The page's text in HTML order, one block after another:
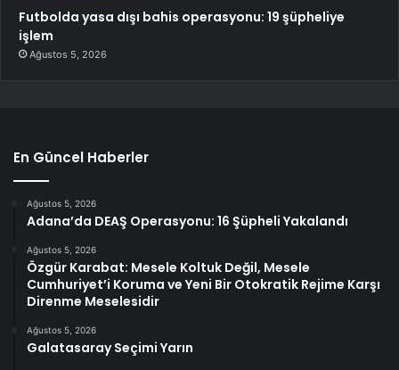
Futbolda yasa dışı bahis operasyonu: 19 şüpheliye
işlem
Ağustos 5, 2026
En Güncel Haberler
Ağustos 5, 2026
Adana’da DEAŞ Operasyonu: 16 Şüpheli Yakalandı
Ağustos 5, 2026
Özgür Karabat: Mesele Koltuk Değil, Mesele
Cumhuriyet’i Koruma ve Yeni Bir Otokratik Rejime Karşı
Direnme Meselesidir
Ağustos 5, 2026
Galatasaray Seçimi Yarın